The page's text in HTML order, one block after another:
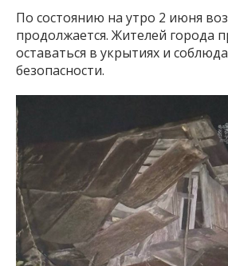
По состоянию на утро 2 июня
продолжается. Жителей города
оставаться в укрытиях и
безопасности.